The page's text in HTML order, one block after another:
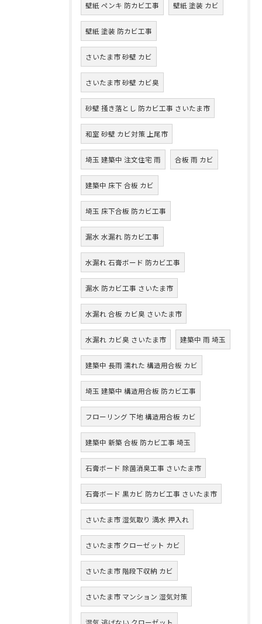
壁紙 ペンキ 防カビ工事 壁紙 塗装 カビ
壁紙 塗装 防カビ工事
さいたま市 砂壁 カビ
さいたま市 砂壁 カビ臭
砂壁 掻き落とし 防カビ工事 さいたま市
和室 砂壁 カビ対策 上尾市
埼玉 建築中 注文住宅 雨 合板 雨 カビ
建築中 床下 合板 カビ
埼玉 床下合板 防カビ工事
漏水 水漏れ 防カビ工事
水漏れ 石膏ボード 防カビ工事
漏水 防カビ工事 さいたま市
水漏れ 合板 カビ臭 さいたま市
水漏れ カビ臭 さいたま市 建築中 雨 埼玉
建築中 長雨 濡れた 構造用合板 カビ
埼玉 建築中 構造用合板 防カビ工事
フローリング 下地 構造用合板 カビ
建築中 新築 合板 防カビ工事 埼玉
石膏ボード 除菌消臭工事 さいたま市
石膏ボード 黒カビ 防カビ工事 さいたま市
さいたま市 湿気取り 満水 押入れ
さいたま市 クローゼット カビ
さいたま市 階段下収納 カビ
さいたま市 マンション 湿気対策
湿気 逃げない クローゼット